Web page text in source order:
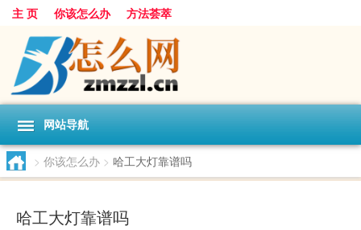
主 页 你该怎么办 方法荟萃
网站导航
> 你该怎么办 > 哈工大灯靠谱吗
哈工大灯靠谱吗